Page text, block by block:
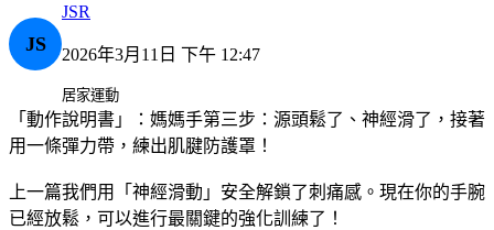
JS
JSR
2026年3月11日 下午 12:47
居家運動
「動作說明書」：媽媽手第三步：源頭鬆了、神經滑了，接著
用一條彈力帶，練出肌腱防護罩！
上一篇我們用「神經滑動」安全解鎖了刺痛感。現在你的手腕
已經放鬆，可以進行最關鍵的強化訓練了！